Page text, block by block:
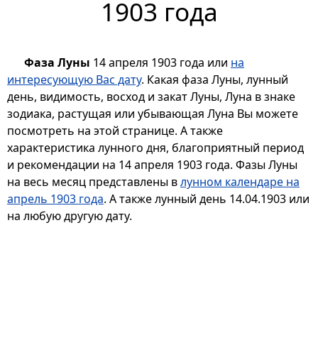
1903 года
Фаза Луны 14 апреля 1903 года или на
интересующую Вас дату. Какая фаза Луны, лунный
день, видимость, восход и закат Луны, Луна в знаке
зодиака, растущая или убывающая Луна Вы можете
посмотреть на этой странице. А также
характеристика лунного дня, благоприятный период
и рекомендации на 14 апреля 1903 года. Фазы Луны
на весь месяц представлены влунном календаре на
апрель 1903 года. А также лунный день 14.04.1903 или
на любую другую дату.